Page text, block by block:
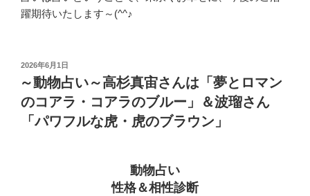
躍期待いたします～(^^♪
投
2026年6月1日
～動物占い～高杉真宙さんは「夢とロマン
のコアラ・コアラのブルー」＆波瑠さん
「パワフルな虎・虎のブラウン」
動物占い
性格＆相性診断